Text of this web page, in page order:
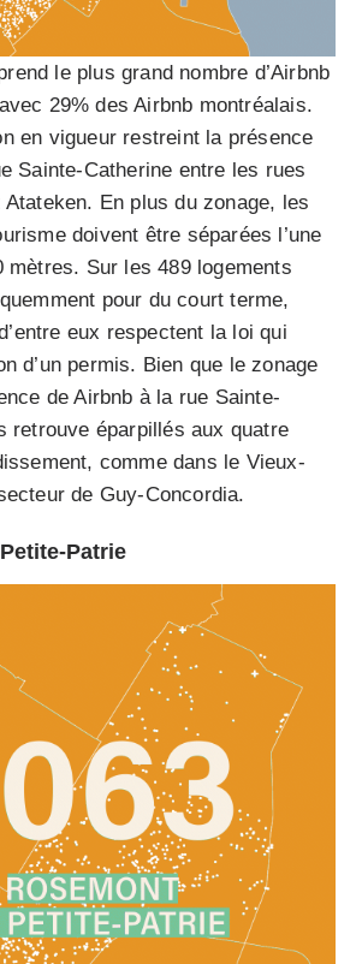
le plus grand nombre d’Airbnb
29% des Airbnb montréalais.
en vigueur restreint la présence
Sainte-Catherine entre les rues
En plus du zonage, les
doivent être séparées l’une
mètres. Sur les 489 logements
pour du court terme,
eux respectent la loi qui
d’un permis. Bien que le zonage
de Airbnb à la rue Sainte-
retrouve éparpillés aux quatre
comme dans le Vieux-
de Guy-Concordia.
Patrie